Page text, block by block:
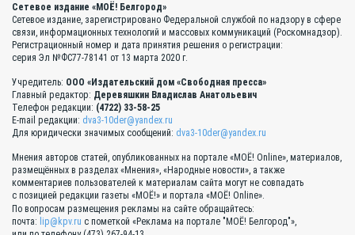
Сетевое издание «МОЁ! Белгород»
Сетевое издание, зарегистрировано Федеральной службой по надзору в сфере
связи, информационных технологий и массовых коммуникаций (Роскомнадзор).
Регистрационный номер и дата принятия решения о регистрации:
серия Эл №ФС77-78141 от 13 марта 2020 г.
Учредитель: ООО «Издательский дом «Свободная пресса»
Главный редактор: Деревяшкин Владислав Анатольевич
Телефон редакции: (4722) 33-58-25
E-mail редакции: dva3-10der@yandex.ru
Для юридически значимых сообщений: dva3-10der@yandex.ru
Мнения авторов статей, опубликованных на портале «МОЁ! Online», материалов,
размещённых в разделах «Мнения», «Народные новости», а также
комментариев пользователей к материалам сайта могут не совпадать
с позицией редакции газеты «МОЁ!» и портала «МОЁ! Online».
По вопросам размещения рекламы на сайте обращайтесь:
почта: lip@kpv.ru с пометкой «Реклама на портале "МОЁ! Белгород"»,